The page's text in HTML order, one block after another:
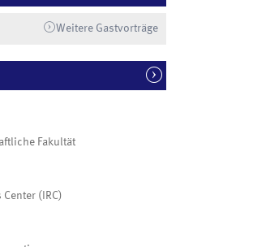
Weitere Gastvorträge
Fakultät
(IRC)